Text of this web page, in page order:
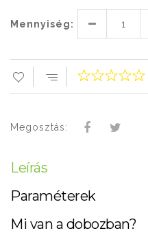
Mennyiség:
Megosztás:
Leírás
Paraméterek
Mi van a dobozban?